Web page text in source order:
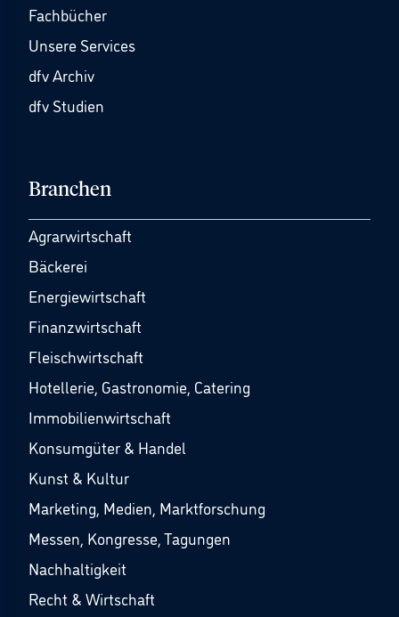
Fachbücher
Unsere Services
dfv Archiv
dfv Studien
Branchen
Agrarwirtschaft
Bäckerei
Energiewirtschaft
Finanzwirtschaft
Fleischwirtschaft
Hotellerie, Gastronomie, Catering
Immobilienwirtschaft
Konsumgüter & Handel
Kunst & Kultur
Marketing, Medien, Marktforschung
Messen, Kongresse, Tagungen
Nachhaltigkeit
Recht & Wirtschaft